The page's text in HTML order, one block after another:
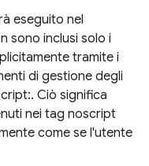
eseguito nel
sono inclusi solo i
tramite i
di gestione degli
Ciò significa
nei tag noscript
come se l'utente